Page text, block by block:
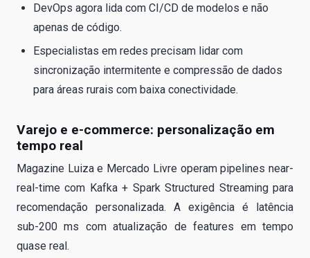
DevOps agora lida com CI/CD de modelos e não
apenas de código.
Especialistas em redes precisam lidar com
sincronização intermitente e compressão de dados
para áreas rurais com baixa conectividade.
Varejo e e-commerce: personalização em
tempo real
Magazine Luiza e Mercado Livre operam pipelines near-
real-time com Kafka + Spark Structured Streaming para
recomendação personalizada. A exigência é latência
sub-200 ms com atualização de features em tempo
quase real.